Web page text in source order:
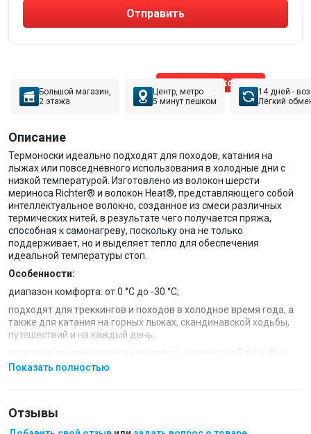
Отправить
Позвонить эксперту
Большой магазин,
2 этажа
Центр, метро
5 минут пешком
14 дней -
Лёгкий
Описание
Термоноски идеально подходят для походов, катания на
лыжах или повседневного использования в холодные дни с
низкой температурой. Изготовлено из волокон шерсти
мериноса Richter® и волокон Heat®, представляющего собой
интеллектуальное волокно, созданное из смеси различных
термических нитей, в результате чего получается пряжа,
способная к самонагреву, поскольку она не только
поддерживает, но и выделяет тепло для обеспечения
идеальной температуры стоп.
Особенности:
диапазон комфорта: от 0 °С до -30 °С;
подходят для треккингов и походов в холодное время года, а
также для катания на горных лыжах, скандинавской ходьбы,
путешествий и на каждый день;
в составе пряжи натуральная шерсть мериносов Ritcher® и
Lycra®;
неприятный запах;
дополнительные уплотненные зоны с плетением Double Weave;
Показать полностью
Отзывы